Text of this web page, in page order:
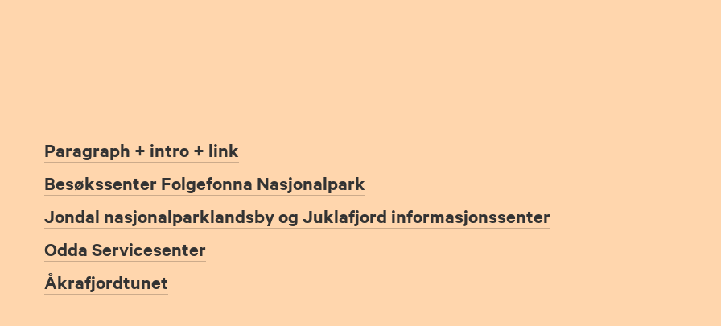
Paragraph + intro + link
Besøkssenter Folgefonna Nasjonalpark
Jondal nasjonalparklandsby og Juklafjord informasjonssenter
Odda Servicesenter
Åkrafjordtunet